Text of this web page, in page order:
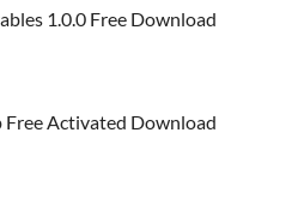
1.0.0 Free Download
Free Activated Download